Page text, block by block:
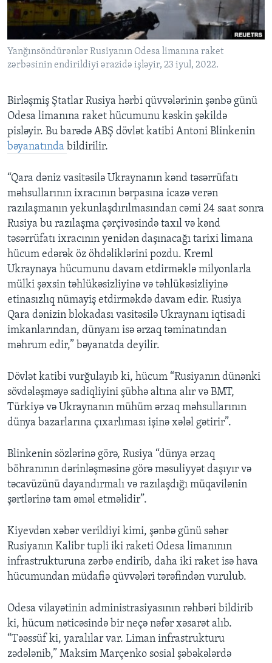
BIZI IZLƏYIN
Yanğınsöndürənlər Rusiyanın Odesa limanına raket
zərbəsinin endirildiyi ərazidə işləyir, 23 iyul, 2022.
Birləşmiş Ştatlar Rusiya hərbi qüvvələrinin şənbə günü
Odesa limanına raket hücumunu kəskin şəkildə
pisləyir. Bu barədə ABŞ dövlət katibi Antoni Blinkenin
bəyanatında bildirilir.
“Qara dəniz vasitəsilə Ukraynanın kənd təsərrüfatı
məhsullarının ixracının bərpasına icazə verən
razılaşmanın yekunlaşdırılmasından cəmi 24 saat sonra
Rusiya bu razılaşma çərçivəsində taxıl və kənd
təsərrüfatı ixracının yenidən daşınacağı tarixi limana
hücum edərək öz öhdəliklərini pozdu. Kreml
Ukraynaya hücumunu davam etdirməklə milyonlarla
mülki şəxsin təhlükəsizliyinə və təhlükəsizliyinə
etinasızlıq nümayiş etdirməkdə davam edir. Rusiya
Qara dənizin blokadası vasitəsilə Ukraynanı iqtisadi
imkanlarından, dünyanı isə ərzaq təminatından
məhrum edir,” bəyanatda deyilir.
Dövlət katibi vurğulayıb ki, hücum “Rusiyanın dünənki
sövdələşməyə sadiqliyini şübhə altına alır və BMT,
Türkiyə və Ukraynanın mühüm ərzaq məhsullarının
dünya bazarlarına çıxarlıması işinə xələl gətirir”.
Blinkenin sözlərinə görə, Rusiya “dünya ərzaq
böhranının dərinləşməsinə görə məsuliyyət daşıyır və
təcavüzünü dayandırmalı və razılaşdığı müqavilənin
şərtlərinə tam əməl etməlidir”.
Kiyevdən xəbər verildiyi kimi, şənbə günü səhər
Rusiyanın Kalibr tupli iki raketi Odesa limanının
infrastrukturuna zərbə endirib, daha iki raket isə hava
hücumundan müdafiə qüvvələri tərəfindən vurulub.
Odesa vilayətinin administrasiyasının rəhbəri bildirib
ki, hücum nəticəsində bir neçə nəfər xəsarət alıb.
“Təəssüf ki, yaralılar var. Liman infrastrukturu
zədələnib,” Maksim Marçenko sosial şəbəkələrdə